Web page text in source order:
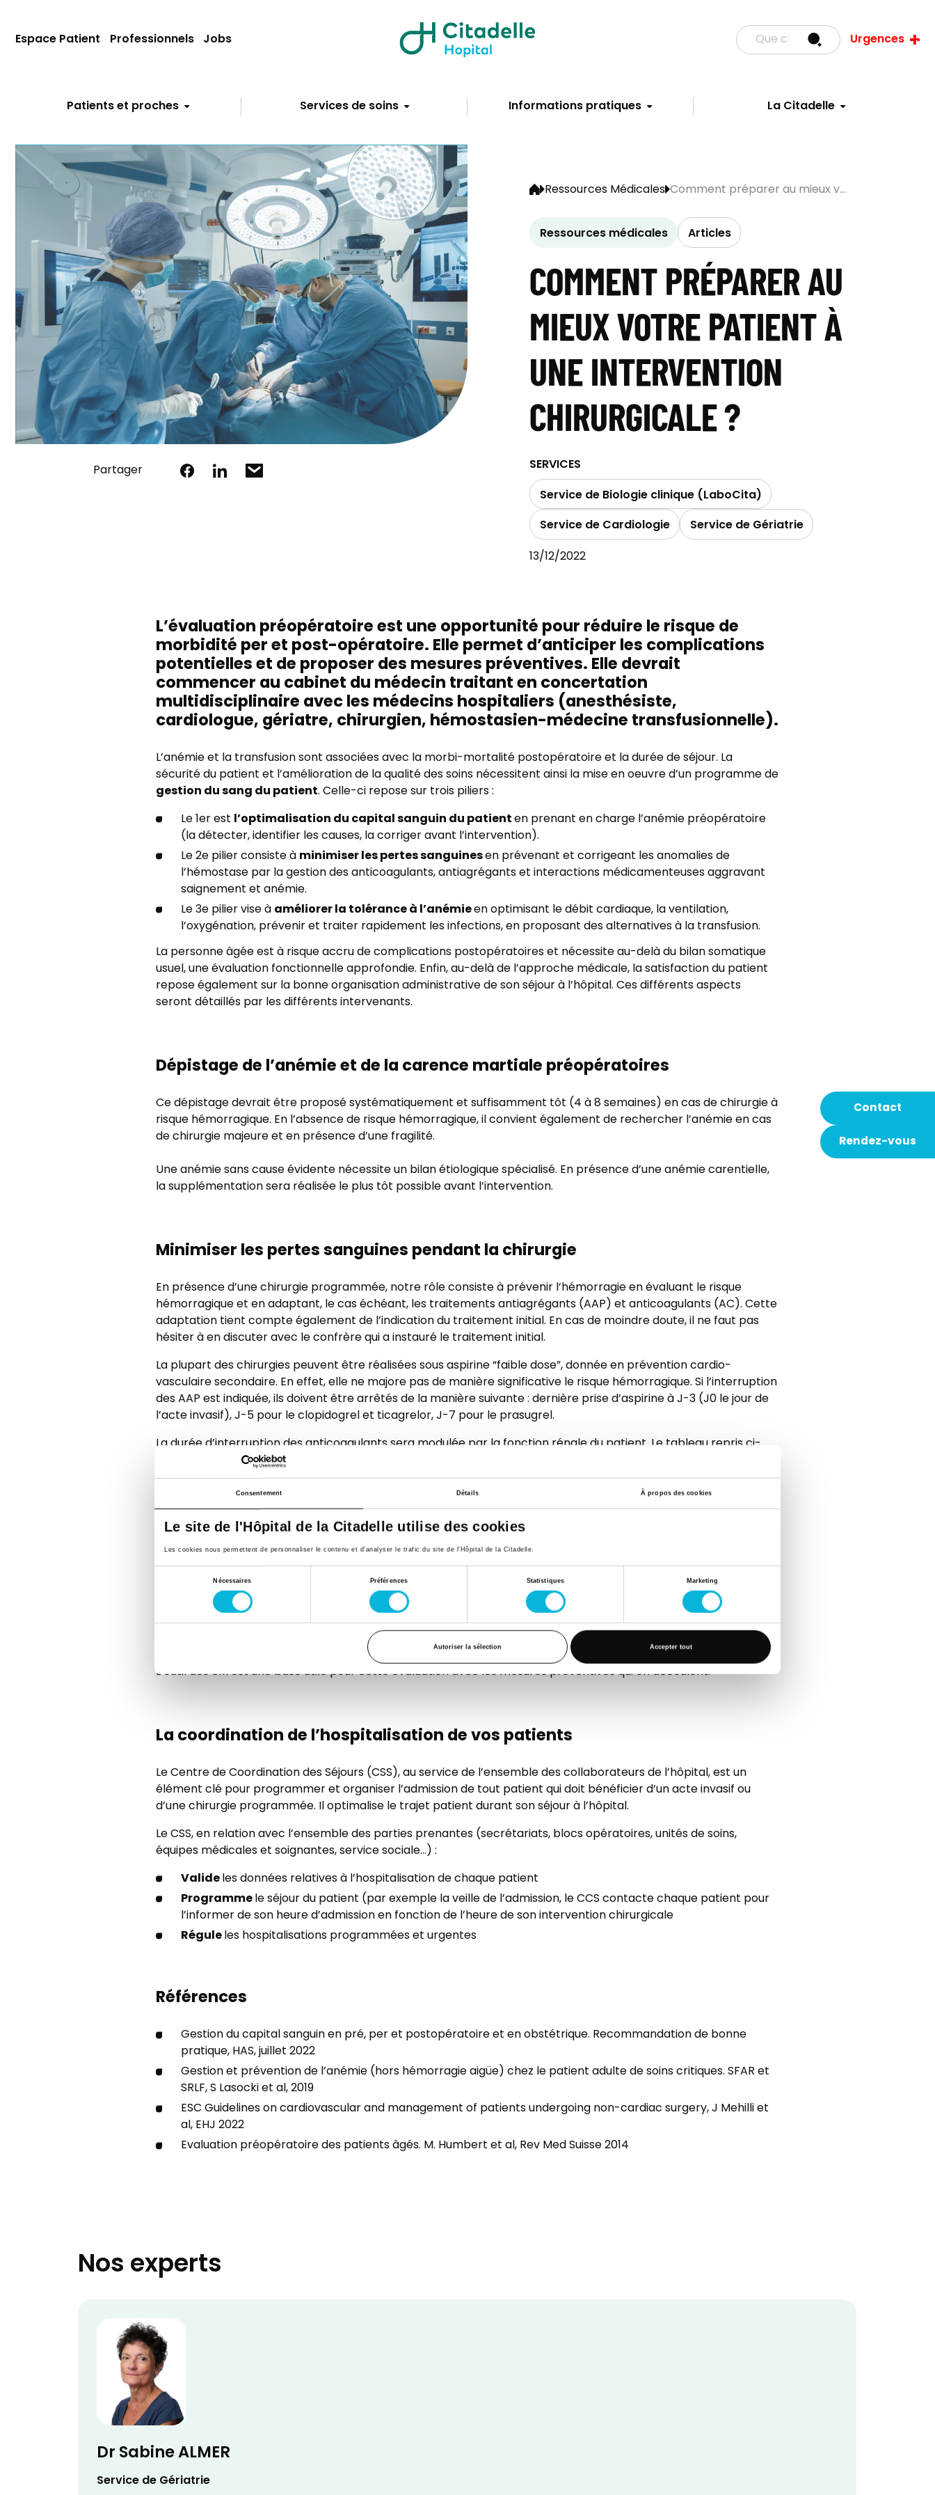
Consentement Détails À propos des cookies
Le site de l'Hôpital de la Citadelle utilise des cookies
Les cookies nous permettent de personnaliser le contenu et d’analyser le trafic du site de l'Hôpital de la Citadelle.
Nécessaires Préférences Statistiques Marketing
Autoriser la sélection Accepter tout
Patients et proches Services de soins Informations pratiques La Citadelle
Espace Patient Professionnels Jobs Urgences
Contact
Rendez-vous
Partager
Ressources Médicales Comment préparer au mieux v...
Ressources médicales Articles
COMMENT PRÉPARER AU
MIEUX VOTRE PATIENT À
UNE INTERVENTION
CHIRURGICALE ?
SERVICES
Service de Biologie clinique (LaboCita)
Service de Cardiologie
Service de Gériatrie
13/12/2022
L’évaluation préopératoire est une opportunité pour réduire le risque de
morbidité per et post-opératoire. Elle permet d’anticiper les complications
potentielles et de proposer des mesures préventives. Elle devrait
commencer au cabinet du médecin traitant en concertation
multidisciplinaire avec les médecins hospitaliers (anesthésiste,
cardiologue, gériatre, chirurgien, hémostasien-médecine transfusionnelle).
L’anémie et la transfusion sont associées avec la morbi-mortalité postopératoire et la durée de séjour. La
sécurité du patient et l’amélioration de la qualité des soins nécessitent ainsi la mise en oeuvre d’un programme de
gestion du sang du patient. Celle-ci repose sur trois piliers :
Le 1er est l’optimalisation du capital sanguin du patienten prenant en charge l’anémie préopératoire
(la détecter, identifier les causes, la corriger avant l’intervention).
Le 2e pilier consiste àminimiser les pertes sanguinesen prévenant et corrigeant les anomalies de
l’hémostase par la gestion des anticoagulants, antiagrégants et interactions médicamenteuses aggravant
saignement et anémie.
Le 3e pilier vise àaméliorer la tolérance à l’anémieen optimisant le débit cardiaque, la ventilation,
l’oxygénation, prévenir et traiter rapidement les infections, en proposant des alternatives à la transfusion.
La personne âgée est à risque accru de complications postopératoires et nécessite au-delà du bilan somatique
usuel, une évaluation fonctionnelle approfondie. Enfin, au-delà de l’approche médicale, la satisfaction du patient
repose également sur la bonne organisation administrative de son séjour à l’hôpital. Ces différents aspects
seront détaillés par les différents intervenants.
Dépistage de l’anémie et de la carence martiale préopératoires
Ce dépistage devrait être proposé systématiquement et suffisamment tôt (4 à 8 semaines) en cas de chirurgie à
risque hémorragique. En l’absence de risque hémorragique, il convient également de rechercher l’anémie en cas
de chirurgie majeure et en présence d’une fragilité.
Une anémie sans cause évidente nécessite un bilan étiologique spécialisé. En présence d’une anémie carentielle,
la supplémentation sera réalisée le plus tôt possible avant l’intervention.
Minimiser les pertes sanguines pendant la chirurgie
En présence d’une chirurgie programmée, notre rôle consiste à prévenir l’hémorragie en évaluant le risque
hémorragique et en adaptant, le cas échéant, les traitements antiagrégants (AAP) et anticoagulants (AC). Cette
adaptation tient compte également de l’indication du traitement initial. En cas de moindre doute, il ne faut pas
hésiter à en discuter avec le confrère qui a instauré le traitement initial.
La plupart des chirurgies peuvent être réalisées sous aspirine “faible dose”, donnée en prévention cardio-
vasculaire secondaire. En effet, elle ne majore pas de manière significative le risque hémorragique. Si l’interruption
des AAP est indiquée, ils doivent être arrêtés de la manière suivante : dernière prise d’aspirine à J-3 (J0 le jour de
l’acte invasif), J-5 pour le clopidogrel et ticagrelor, J-7 pour le prasugrel.
La durée d’interruption des anticoagulants sera modulée par la fonction rénale du patient. Le tableau repris ci-
dessous est valable en présence d’une fonction rénale avec une clearance de la créatinine (Gault-Cockroft) > 80
ml/min pour le dabigatran et > 50 ml/min pour l’apixaban, edoxaban et rivoroxaban. En deçà, les intervalles
peuvent être allongés selon le risque/bénéfice de la procédure.
Et le patient âgé ?
Les modifications physiologiques liées au vieillissement et les comorbidités jouent un rôle essentiel dans la
tolérance des patients âgés aux interventions chirurgicales. L’évaluation préopératoire fonctionnelle au cabinet
permet de préciser le risque péri-opératoire des patients âgés, et de conduire à la mise en place de mesures
susceptibles de réduire l’incidence des complications.
L’outil des 6M est une base utile pour cette évaluation avec les mesures préventives qui en découlent.
La coordination de l’hospitalisation de vos patients
Le Centre de Coordination des Séjours (CSS), au service de l’ensemble des collaborateurs de l’hôpital, est un
élément clé pour programmer et organiser l’admission de tout patient qui doit bénéficier d’un acte invasif ou
d’une chirurgie programmée. Il optimalise le trajet patient durant son séjour à l’hôpital.
Le CSS, en relation avec l’ensemble des parties prenantes (secrétariats, blocs opératoires, unités de soins,
équipes médicales et soignantes, service sociale…) :
Valideles données relatives à l’hospitalisation de chaque patient
Programmele séjour du patient (par exemple la veille de l’admission, le CCS contacte chaque patient pour
l’informer de son heure d’admission en fonction de l’heure de son intervention chirurgicale
Réguleles hospitalisations programmées et urgentes
Références
Gestion du capital sanguin en pré, per et postopératoire et en obstétrique. Recommandation de bonne
pratique, HAS, juillet 2022
Gestion et prévention de l’anémie (hors hémorragie aigüe) chez le patient adulte de soins critiques. SFAR et
SRLF, S Lasocki et al, 2019
ESC Guidelines on cardiovascular and management of patients undergoing non-cardiac surgery, J Mehilli et
al, EHJ 2022
Evaluation préopératoire des patients âgés. M. Humbert et al, Rev Med Suisse 2014
Nos experts
Dr Sabine ALMER
Service de Gériatrie